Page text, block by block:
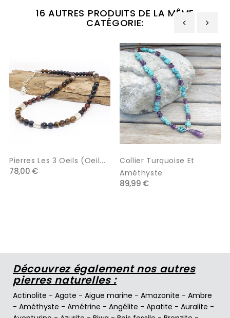
16 AUTRES PRODUITS DE LA MÊME
CATÉGORIE:
Pierres Les 3 Oeils (oeil...
78,00 €
Collier Turquoise Et
Améthyste
89,99 €
‹ ›
Découvrez également nos autres
pierres naturelles :
Actinolite - Agate - Aigue marine - Amazonite - Ambre
- Améthyste - Amétrine - Angélite - Apatite - Auralite -